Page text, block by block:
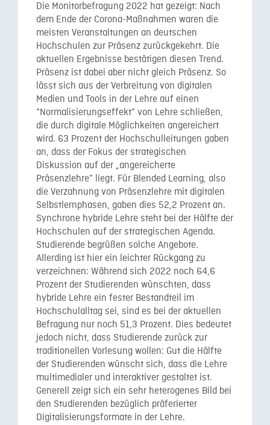
Die Monitorbefragung 2022 hat gezeigt: Nach
dem Ende der Corona-Maßnahmen waren die
meisten Veranstaltungen an deutschen
Hochschulen zur Präsenz zurückgekehrt. Die
aktuellen Ergebnisse bestätigen diesen Trend.
Präsenz ist dabei aber nicht gleich Präsenz. So
lässt sich aus der Verbreitung von digitalen
Medien und Tools in der Lehre auf einen
“Normalisierungseffekt” von Lehre schließen,
die durch digitale Möglichkeiten angereichert
wird. 63 Prozent der Hochschulleitungen gaben
an, dass der Fokus der strategischen
Diskussion auf der „angereicherte
Präsenzlehre” liegt. Für Blended Learning, also
die Verzahnung von Präsenzlehre mit digitalen
Selbstlernphasen, gaben dies 52,2 Prozent an.
Synchrone hybride Lehre steht bei der Hälfte der
Hochschulen auf der strategischen Agenda.
Studierende begrüßen solche Angebote.
Allerding ist hier ein leichter Rückgang zu
verzeichnen: Während sich 2022 noch 64,6
Prozent der Studierenden wünschten, dass
hybride Lehre ein fester Bestandteil im
Hochschulalltag sei, sind es bei der aktuellen
Befragung nur noch 51,3 Prozent. Dies bedeutet
jedoch nicht, dass Studierende zurück zur
traditionellen Vorlesung wollen: Gut die Hälfte
der Studierenden wünscht sich, dass die Lehre
multimedialer und interaktiver gestaltet ist.
Generell zeigt sich ein sehr heterogenes Bild bei
den Studierenden bezüglich präferierter
Digitalisierungsformate in der Lehre.